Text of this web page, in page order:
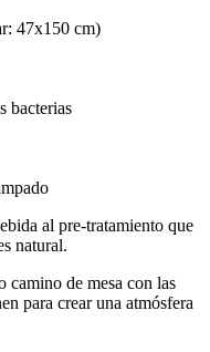
47x150 cm)
bacterias
al pre-tratamiento que
natural.
camino de mesa con las
para crear una atmósfera